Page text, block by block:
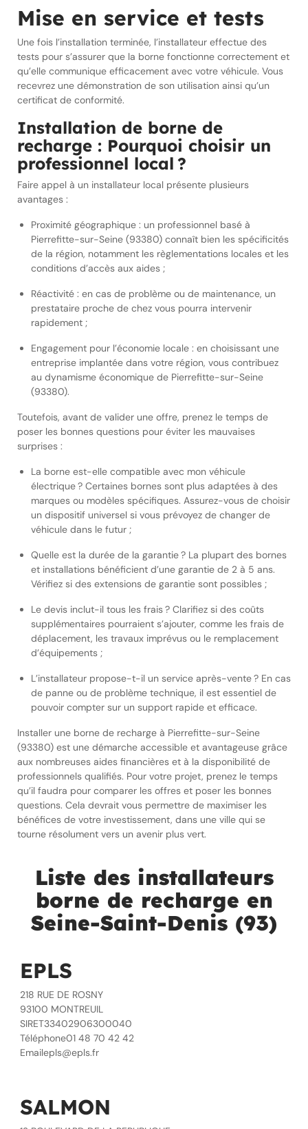
Mise en service et tests
Une fois l’installation terminée, l’installateur effectue des
tests pour s’assurer que la borne fonctionne correctement et
qu’elle communique efficacement avec votre véhicule. Vous
recevrez une démonstration de son utilisation ainsi qu’un
certificat de conformité.
Installation de borne de
recharge : Pourquoi choisir un
professionnel local ?
Faire appel à un installateur local présente plusieurs
avantages :
Proximité géographique : un professionnel basé à
Pierrefitte-sur-Seine (93380) connaît bien les spécificités
de la région, notamment les règlementations locales et les
conditions d’accès aux aides ;
Réactivité : en cas de problème ou de maintenance, un
prestataire proche de chez vous pourra intervenir
rapidement ;
Engagement pour l’économie locale : en choisissant une
entreprise implantée dans votre région, vous contribuez
au dynamisme économique de Pierrefitte-sur-Seine
(93380).
Toutefois, avant de valider une offre, prenez le temps de
poser les bonnes questions pour éviter les mauvaises
surprises :
La borne est-elle compatible avec mon véhicule
électrique ? Certaines bornes sont plus adaptées à des
marques ou modèles spécifiques. Assurez-vous de choisir
un dispositif universel si vous prévoyez de changer de
véhicule dans le futur ;
Quelle est la durée de la garantie ? La plupart des bornes
et installations bénéficient d’une garantie de 2 à 5 ans.
Vérifiez si des extensions de garantie sont possibles ;
Le devis inclut-il tous les frais ? Clarifiez si des coûts
supplémentaires pourraient s’ajouter, comme les frais de
déplacement, les travaux imprévus ou le remplacement
d’équipements ;
L’installateur propose-t-il un service après-vente ? En cas
de panne ou de problème technique, il est essentiel de
pouvoir compter sur un support rapide et efficace.
Installer une borne de recharge à Pierrefitte-sur-Seine
(93380) est une démarche accessible et avantageuse grâce
aux nombreuses aides financières et à la disponibilité de
professionnels qualifiés. Pour votre projet, prenez le temps
qu’il faudra pour comparer les offres et poser les bonnes
questions. Cela devrait vous permettre de maximiser les
bénéfices de votre investissement, dans une ville qui se
tourne résolument vers un avenir plus vert.
Liste des installateurs
borne de recharge en
Seine-Saint-Denis (93)
EPLS
218 RUE DE ROSNY
93100 MONTREUIL
SIRET33402906300040
Téléphone01 48 70 42 42
Emailepls@epls.fr
SALMON